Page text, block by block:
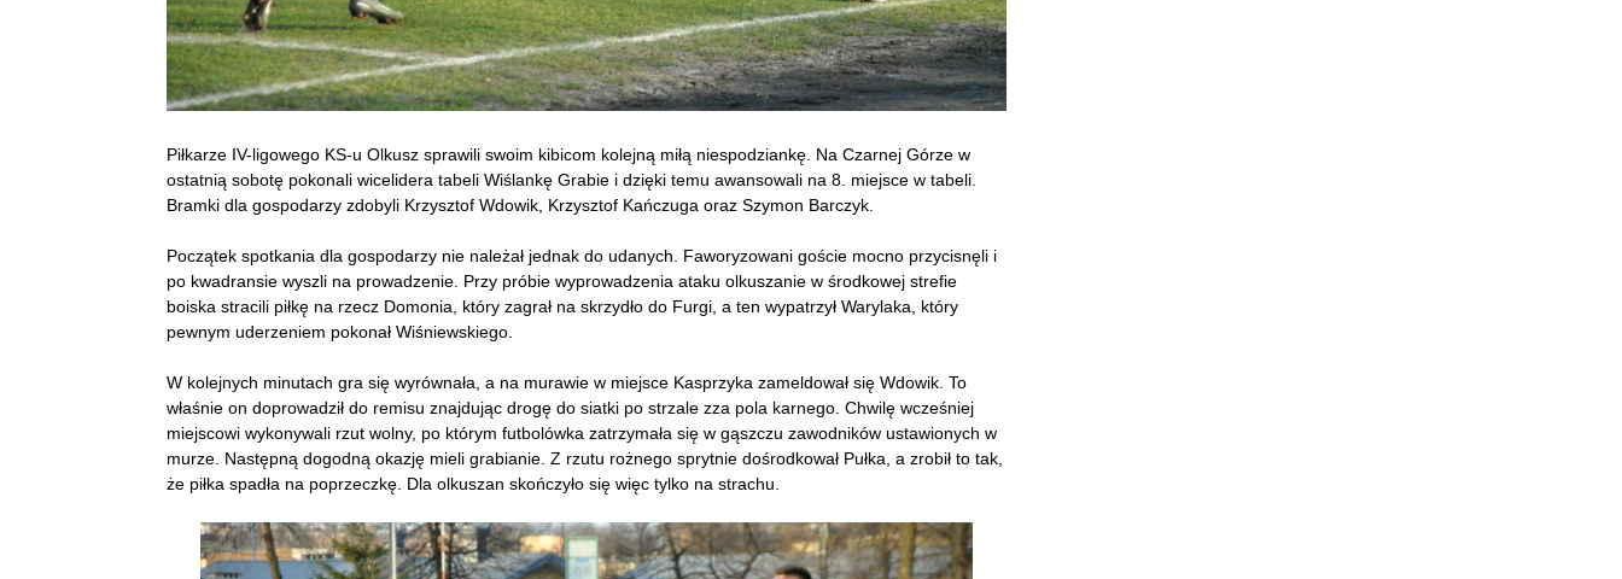
Piłkarze IV-ligowego KS-u Olkusz sprawili swoim kibicom kolejną miłą niespodziankę. Na Czarnej Górze w
ostatnią sobotę pokonali wicelidera tabeli Wiślankę Grabie i dzięki temu awansowali na 8. miejsce w tabeli.
Bramki dla gospodarzy zdobyli Krzysztof Wdowik, Krzysztof Kańczuga oraz Szymon Barczyk.
Początek spotkania dla gospodarzy nie należał jednak do udanych. Faworyzowani goście mocno przycisnęli i
po kwadransie wyszli na prowadzenie. Przy próbie wyprowadzenia ataku olkuszanie w środkowej strefie
boiska stracili piłkę na rzecz Domonia, który zagrał na skrzydło do Furgi, a ten wypatrzył Warylaka, który
pewnym uderzeniem pokonał Wiśniewskiego.
W kolejnych minutach gra się wyrównała, a na murawie w miejsce Kasprzyka zameldował się Wdowik. To
właśnie on doprowadził do remisu znajdując drogę do siatki po strzale zza pola karnego. Chwilę wcześniej
miejscowi wykonywali rzut wolny, po którym futbolówka zatrzymała się w gąszczu zawodników ustawionych w
murze. Następną dogodną okazję mieli grabianie. Z rzutu rożnego sprytnie dośrodkował Pułka, a zrobił to tak,
że piłka spadła na poprzeczkę. Dla olkuszan skończyło się więc tylko na strachu.